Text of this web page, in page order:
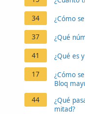
34 ¿Cómo
37 ¿Qué
41 ¿Qué es
17
¿Cómo
Bloq
44
¿Qué
mitad?